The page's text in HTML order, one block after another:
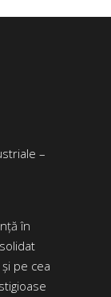
în
pe cea